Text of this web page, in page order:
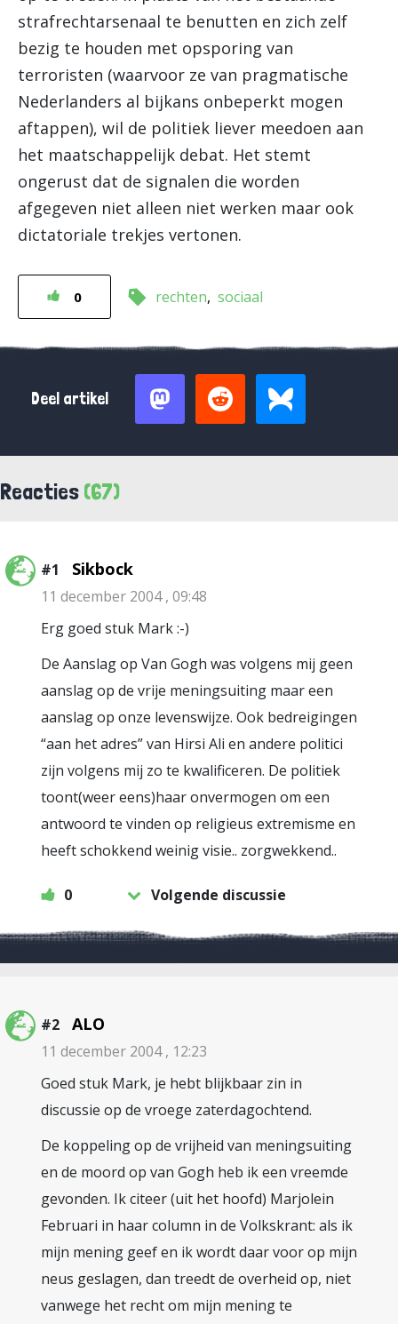
strafrechtarsenaal te benutten en zich zelf
bezig te houden met opsporing van
terroristen (waarvoor ze van pragmatische
Nederlanders al bijkans onbeperkt mogen
aftappen), wil de politiek liever meedoen aan
het maatschappelijk debat. Het stemt
ongerust dat de signalen die worden
afgegeven niet alleen niet werken maar ook
dictatoriale trekjes vertonen.
0 rechten sociaal
Deel artikel
Reacties (67)
#1 Sikbock
11 december 2004 , 09:48
Erg goed stuk Mark :-)
De Aanslag op Van Gogh was volgens mij geen
aanslag op de vrije meningsuiting maar een
aanslag op onze levenswijze. Ook bedreigingen
“aan het adres” van Hirsi Ali en andere politici
zijn volgens mij zo te kwalificeren. De politiek
toont(weer eens)haar onvermogen om een
antwoord te vinden op religieus extremisme en
heeft schokkend weinig visie.. zorgwekkend..
0 Volgende discussie
#2 ALO
11 december 2004 , 12:23
Goed stuk Mark, je hebt blijkbaar zin in
discussie op de vroege zaterdagochtend.
De koppeling op de vrijheid van meningsuiting
en de moord op van Gogh heb ik een vreemde
gevonden. Ik citeer (uit het hoofd) Marjolein
Februari in haar column in de Volkskrant: als ik
mijn mening geef en ik wordt daar voor op mijn
neus geslagen, dan treedt de overheid op, niet
vanwege het recht om mijn mening te